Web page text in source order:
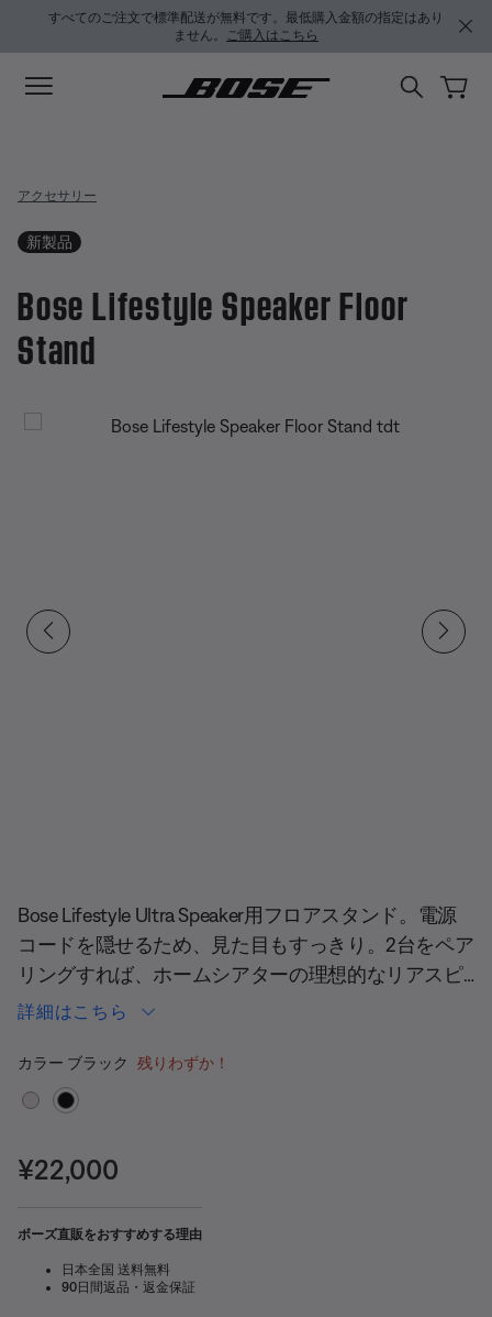
メインコンテンツに移動
サポートチャットに移動する
フッターコンテンツに移動
アクセシビリティ声明に移動する
すべてのご注文で標準配送が無料です。最低購入金額の指定はあり
ません。 ご購入はこちら
アクセサリー
新製品
Bose Lifestyle Speaker Floor
Stand
Bose Lifestyle Speaker Floor
Bose Lifestyle Ultra Speaker用フロアスタンド。電源
コードを隠せるため、見た目もすっきり。2台をペア
リングすれば、ホームシアターの理想的なリアスピ
ーカーとして活躍します。高さ: 90.4 cm (35.6イン
詳細はこちら
カラーの選択
選択済み
カラー ブラック 残りわずか！
価格:
¥22,000
ボーズ直販をおすすめする理由
日本全国 送料無料
90日間返品・返金保証